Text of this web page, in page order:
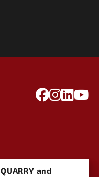
QUARRY and